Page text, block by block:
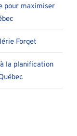
pour maximiser
Forget
la planification